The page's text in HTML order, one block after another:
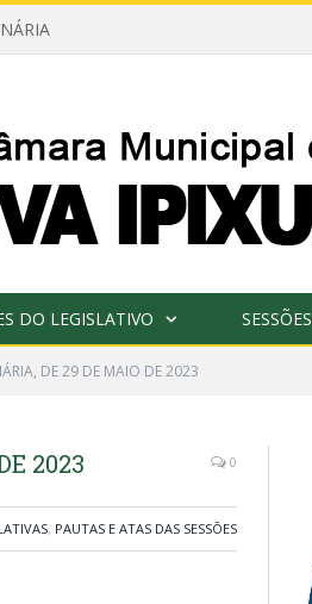
DO LEGISLATIVO SESSÕES
DE 29 DE MAIO DE 2023
2023 0
, PAUTAS E ATAS DAS SESSÕES